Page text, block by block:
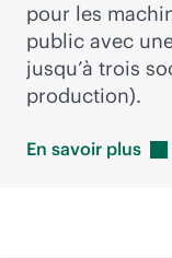
pour les
public avec
jusqu’à trois
production).
En savoir plus